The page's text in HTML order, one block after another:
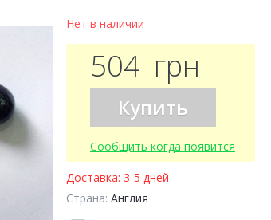
Нет в наличии
504 грн
Купить
Сообщить когда появится
Доставка: 3-5 дней
Страна: Англия